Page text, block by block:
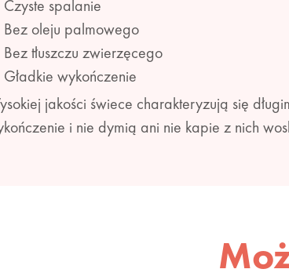
Czyste spalanie
Bez oleju palmowego
Bez tłuszczu zwierzęcego
Gładkie wykończenie
jakości świece charakteryzują się
i nie dymią ani nie kapie z nich